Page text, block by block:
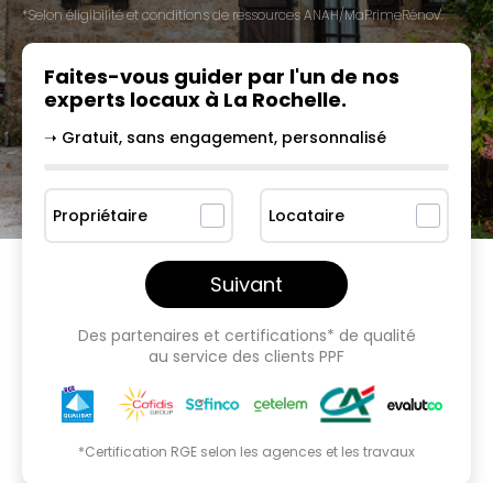
*Selon éligibilité et conditions de ressources ANAH/MaPrimeRénov'.
Faites-vous guider par l'un de nos
experts locaux à ⁠La Rochelle.
➝ Gratuit, sans engagement, personnalisé
Propriétaire Locataire
Suivant
Des partenaires et certifications* de qualité
au service des clients PPF
*Certification RGE selon les agences et les travaux